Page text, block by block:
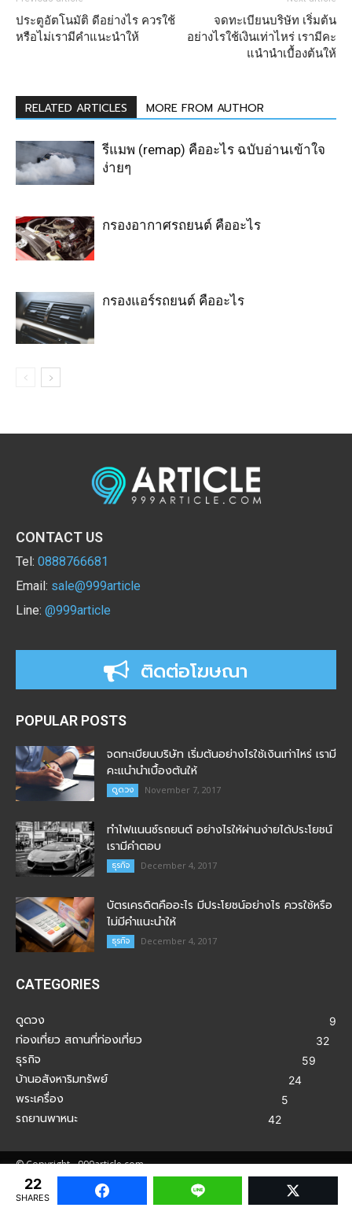
ประตูอัตโนมัติ ดีอย่างไร ควรใช้
หรือไม่เรามีคำแนะนำให้
จดทะเบียนบริษัท เริ่มต้น
อย่างไรใช้เงินเท่าไหร่ เรามีคะ
แนำนำเบื้องต้นให้
RELATED ARTICLES MORE FROM AUTHOR
รีแมพ (remap) คืออะไร ฉบับอ่านเข้าใจ
ง่ายๆ
กรองอากาศรถยนต์ คืออะไร
กรองแอร์รถยนต์ คืออะไร
CONTACT US
Tel: 0888766681
Email: sale@999article
Line: @999article
ติดต่อโฆษณา
POPULAR POSTS
จดทะเบียนบริษัท เริ่มต้นอย่างไรใช้เงินเท่าไหร่ เรามี
คะแนำนำเบื้องต้นให้
ดูดวง November 7, 2017
ทำไฟแนนซ์รถยนต์ อย่างไรให้ผ่านง่ายได้ประโยชน์
เรามีคำตอบ
ธุรกิจ December 4, 2017
บัตรเครดิตคืออะไร มีประโยชน์อย่างไร ควรใช้หรือ
ไม่มีคำแนะนำให้
ธุรกิจ December 4, 2017
CATEGORIES
ดูดวง 9
ท่องเที่ยว สถานที่ท่องเที่ยว 32
ธุรกิจ 59
บ้านอสังหาริมทรัพย์ 24
พระเครื่อง 5
รถยานพาหนะ 42
© Copyright - 999article.com
22
SHARES